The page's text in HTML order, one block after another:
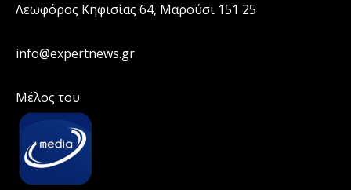
Λεωφόρος Κηφισίας 64, Μαρούσι 151 25
info@expertnews.gr
Μέλος του